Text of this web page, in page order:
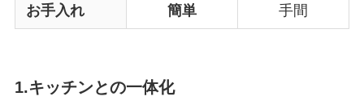
お手入れ 簡単 手間
1.キッチンとの一体化